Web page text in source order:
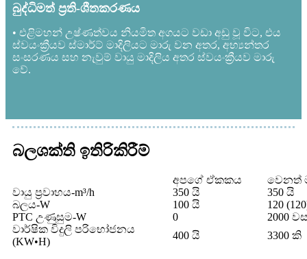
බුද්ධිමත් ප්‍රති-ශීතකරණය
• එළිමහන් උෂ්ණත්වය නියමිත අගයට වඩා අඩු වූ විට, එය
ස්වයංක්‍රීයව ස්මාර්ට් මාදිලියට මාරු වන අතර, අභ්‍යන්තර
සංසරණය සහ නැවුම් වායු මාදිලිය අතර ස්වයංක්‍රීයව මාරු
වේ.
බලශක්ති ඉතිරිකිරීම්
අපගේ ඒකකය
වෙනත්
වායු ප්‍රවාහය-m³/h
350 යි
350 යි
බලය-W
100 යි
120
PTC උණුසුම-W
0
2000
වාර්ෂික විදුලි පරිභෝජනය
(KW•H)
400 යි 3300 කි